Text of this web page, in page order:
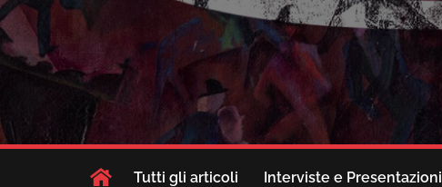
Tutti gli articoli Interviste e Presentazioni